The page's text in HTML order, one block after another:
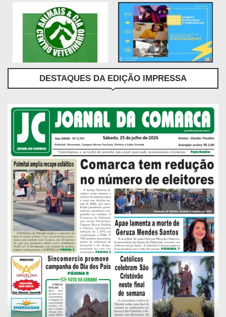
DESTAQUES DA EDIÇÃO IMPRESSA